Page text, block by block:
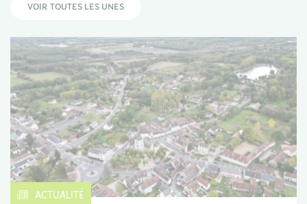
VOIR TOUTES LES UNES
ACTUALITÉ